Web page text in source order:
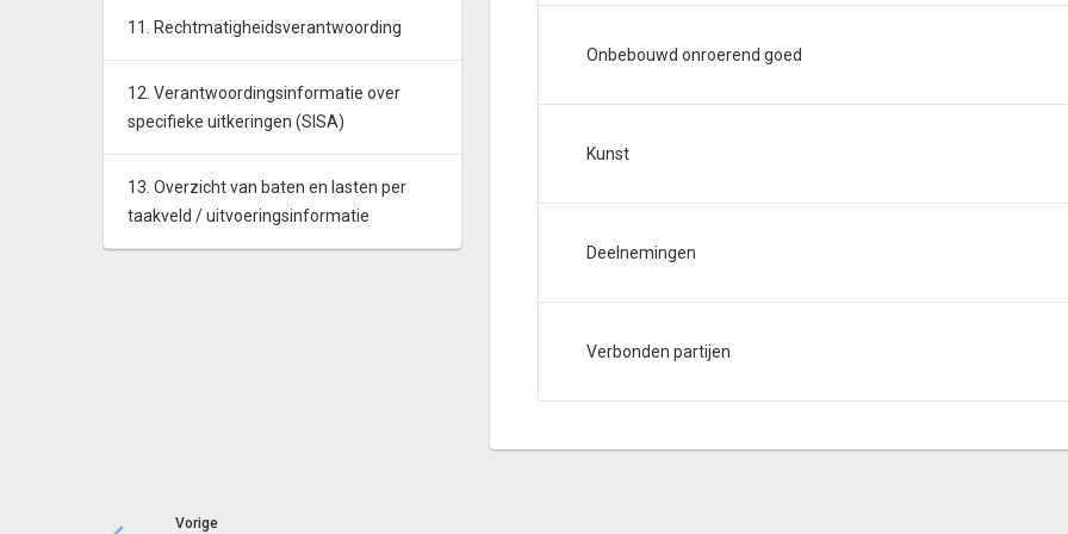
11. Rechtmatigheidsverantwoording
12. Verantwoordingsinformatie over
specifieke uitkeringen (SISA)
13. Overzicht van baten en lasten per
taakveld / uitvoeringsinformatie
Onbebouwd onroerend goed
Kunst
Deelnemingen
Verbonden partijen
Vorige